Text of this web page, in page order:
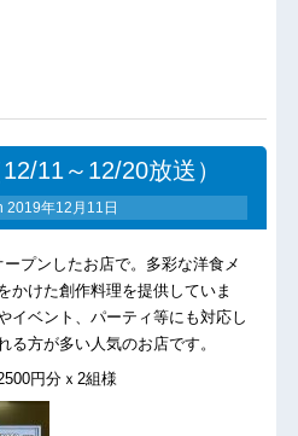
11～12/20放送）
2019年12月11日
プンしたお店で。多彩な洋食メ
かけた創作料理を提供していま
イベント、パーティ等にも対応し
る方が多い人気のお店です。
円分ｘ2組様